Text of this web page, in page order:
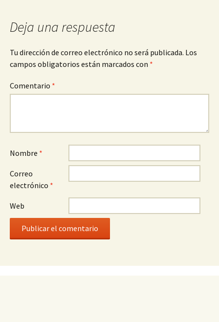
Deja una respuesta
Tu dirección de correo electrónico no será publicada. Los
campos obligatorios están marcados con *
Comentario *
Nombre *
Correo
electrónico *
Web